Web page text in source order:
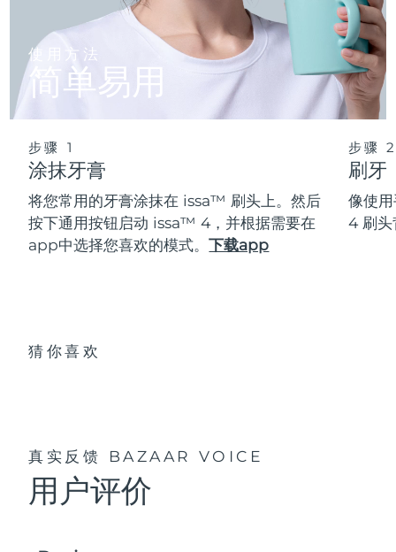
使用方法
简单易用
步骤 1
涂抹牙膏
将您常用的牙膏涂抹在 issa™ 刷头上。然后
按下通用按钮启动 issa™ 4，并根据需要在
app中选择您喜欢的模式。下载app
步骤
刷牙
像使
4 刷头
猜你喜欢
真实反馈 BAZAAR VOICE
用户评价